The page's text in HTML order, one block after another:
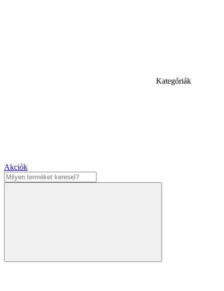
Kategóriák
Akciók